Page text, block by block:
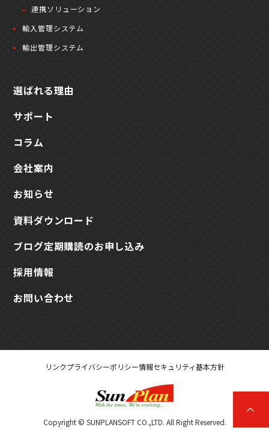
連携ソリューション
輸入管理システム
輸出管理システム
選ばれる理由
サポート
コラム
会社案内
お知らせ
資料ダウンロード
ブログ定期購読のお申し込み
採用情報
お問い合わせ
リンクプライバシーポリシー情報セキュリティ基本方針
Copyright © SUNPLANSOFT CO.,LTD. All Right Reserved.